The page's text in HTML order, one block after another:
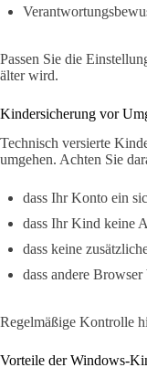
Passen Sie die
älter wird.
Kindersicherung vor
Technisch versierte
umgehen. Achten Sie
dass Ihr Konto ein
dass Ihr Kind keine
dass keine
dass andere
Regelmäßige Kontrolle
Vorteile der Windows-